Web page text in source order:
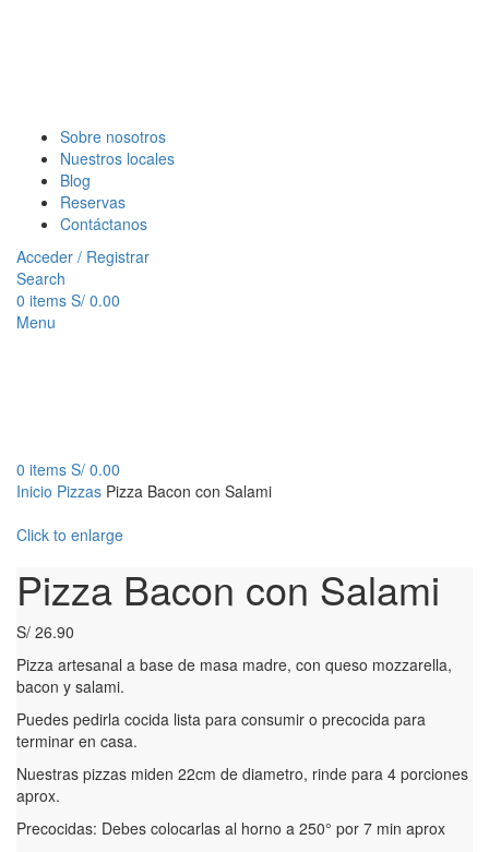
Sobre nosotros
Nuestros locales
Blog
Reservas
Contáctanos
Acceder / Registrar
Search
0 items S/ 0.00
Menu
0 items S/ 0.00
Inicio Pizzas Pizza Bacon con Salami
Click to enlarge
Pizza Bacon con Salami
S/ 26.90
Pizza artesanal a base de masa madre, con queso mozzarella,
bacon y salami.
Puedes pedirla cocida lista para consumir o precocida para
terminar en casa.
Nuestras pizzas miden 22cm de diametro, rinde para 4 porciones
aprox.
Precocidas: Debes colocarlas al horno a 250° por 7 min aprox